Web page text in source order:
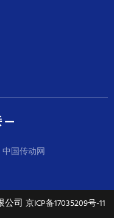
—
中国传动网
公司 京ICP备17035209号-11